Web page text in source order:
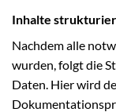
Inhalte
Nachdem alle
wurden, folgt die
Daten. Hier wird